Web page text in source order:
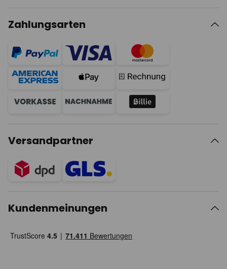
Zahlungsarten
Versandpartner
Kundenmeinungen